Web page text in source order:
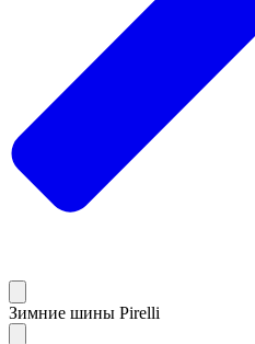
Зимние шины Pirelli